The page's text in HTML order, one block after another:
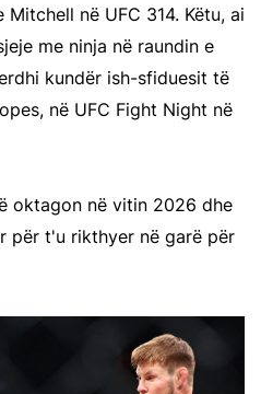
në UFC 314. Këtu, ai
me ninja në raundin e
kundër ish-sfiduesit të
në UFC Fight Night në
oktagon në vitin 2026 dhe
për t'u rikthyer në garë për